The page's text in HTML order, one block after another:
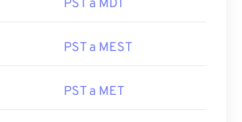
PST a MDT
PST a MEST
PST a MET